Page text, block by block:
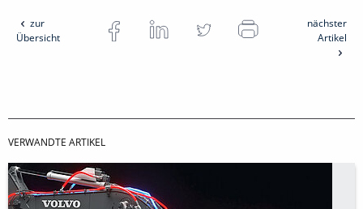
zur
Übersicht
nächster
Artikel
VERWANDTE ARTIKEL